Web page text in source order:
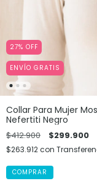
27% OFF
ENVÍO GRATIS
Collar Para Mujer
Nefertiti Negro
$412.900 $299.900
$263.912con
COMPRAR